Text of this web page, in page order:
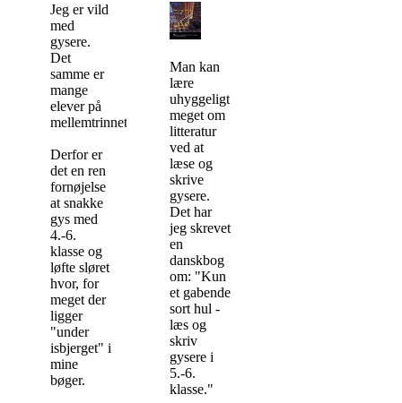
Jeg er vild
med
gysere.
Det
samme er
mange
elever på
mellemtrinnet.
Derfor er
det en ren
fornøjelse
at snakke
gys med
4.-6.
klasse og
løfte sløret
hvor, for
meget der
ligger
"under
isbjerget" i
mine
bøger.
Man kan
lære
uhyggeligt
meget om
litteratur
ved at
læse og
skrive
gysere.
Det har
jeg skrevet
en
danskbog
om: "Kun
et gabende
sort hul -
læs og
skriv
gysere i
5.-6.
klasse."